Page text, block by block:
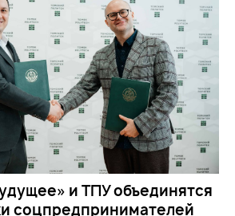
и ТПУ объединятся
соцпредпринимателей